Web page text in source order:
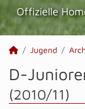
Offizielle
Jugend
D-
(2010/11)